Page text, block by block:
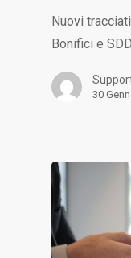
Nuovi
Bonifici e
30